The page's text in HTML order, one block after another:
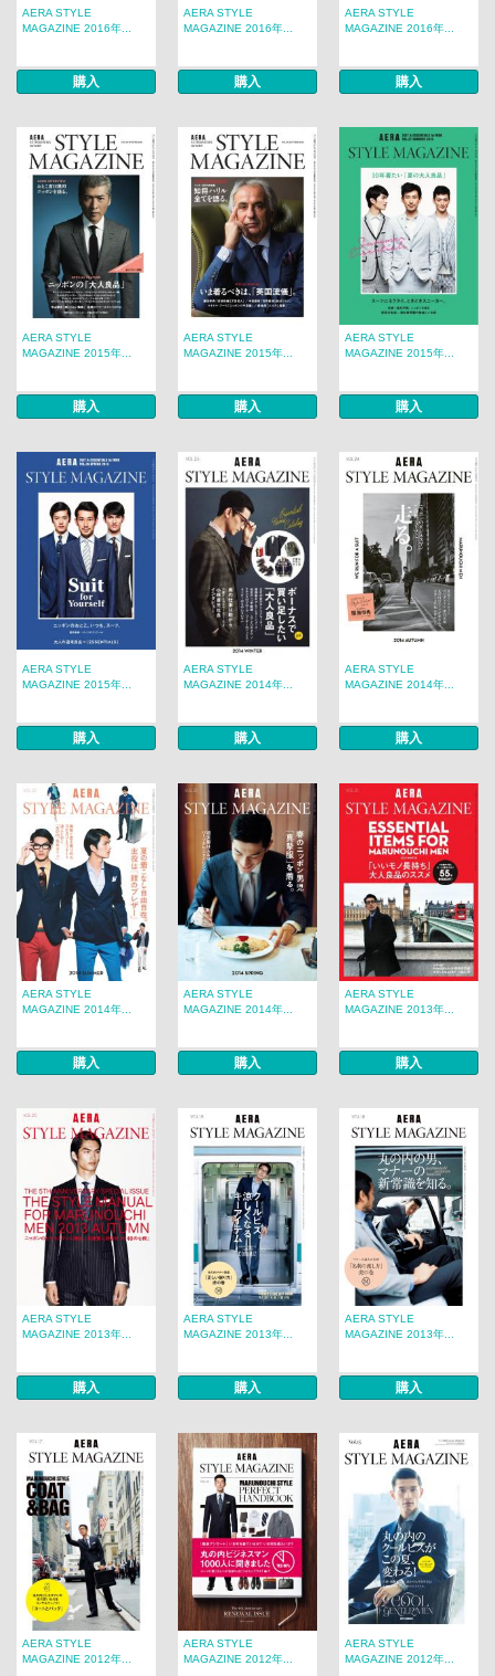
AERA STYLE
MAGAZINE 2016年...
購入
AERA STYLE
MAGAZINE 2016年...
購入
AERA STYLE
MAGAZINE 2016年...
購入
AERA STYLE
MAGAZINE 2015年...
購入
AERA STYLE
MAGAZINE 2015年...
購入
AERA STYLE
MAGAZINE 2015年...
購入
AERA STYLE
MAGAZINE 2015年...
購入
AERA STYLE
MAGAZINE 2014年...
購入
AERA STYLE
MAGAZINE 2014年...
購入
AERA STYLE
MAGAZINE 2014年...
購入
AERA STYLE
MAGAZINE 2014年...
購入
AERA STYLE
MAGAZINE 2013年...
購入
AERA STYLE
MAGAZINE 2013年...
購入
AERA STYLE
MAGAZINE 2013年...
購入
AERA STYLE
MAGAZINE 2013年...
購入
AERA STYLE
MAGAZINE 2012年...
AERA STYLE
MAGAZINE 2012年...
AERA STYLE
MAGAZINE 2012年...